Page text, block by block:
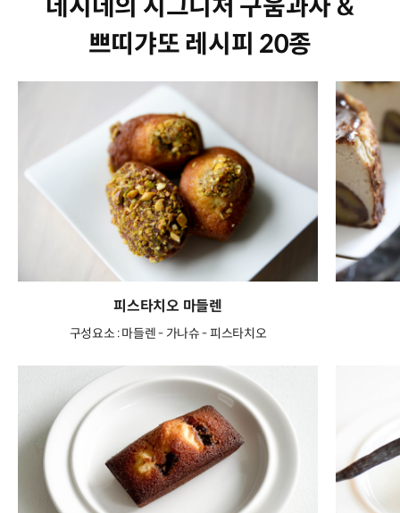
데시데의 시그니처 구움과자 &
쁘띠갸또 레시피 20종
피스타치오 마들렌
구성요소 : 마들렌 - 가나슈 - 피스타치오